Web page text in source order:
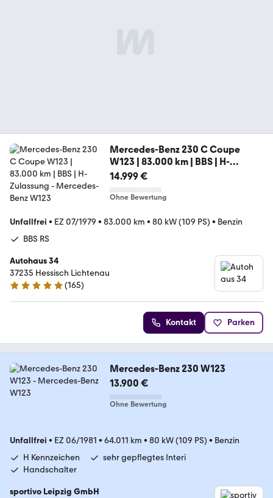
Mercedes-Benz 230 C Coupe
W123 | 83.000 km | BBS | H-
Zulassung
14.999 €
Ohne Bewertung
Unfallfrei • EZ 07/1979 • 83.000 km • 80 kW (109 PS) • Benzin
BBS RS
Autohaus 34
37235 Hessisch Lichtenau
4.9 Sterne
(165)
Kontakt Parken
Mercedes-Benz 230 W123
13.900 €
Ohne Bewertung
Unfallfrei • EZ 06/1981 • 64.011 km • 80 kW (109 PS) • Benzin
H Kennzeichen
sehr gepflegtes Interi
Handschalter
sportivo Leipzig GmbH